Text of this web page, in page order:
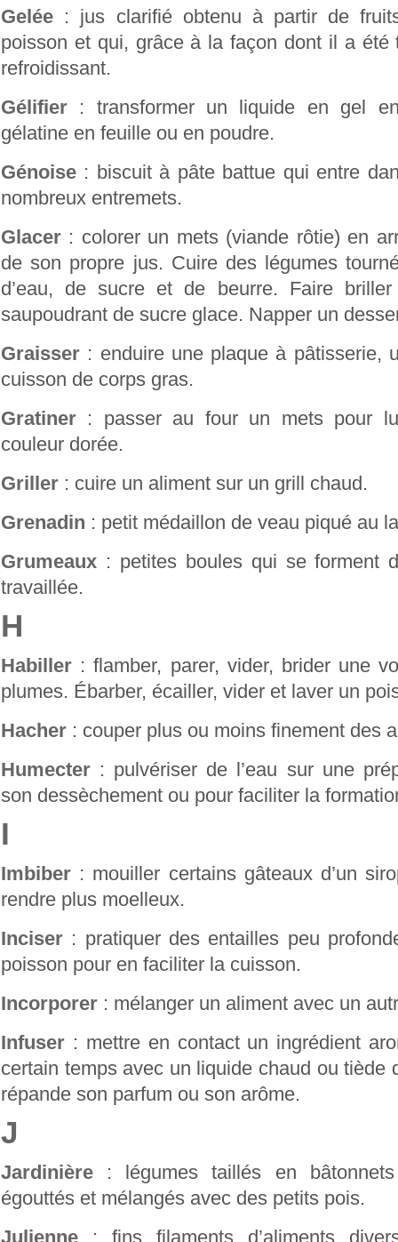
Gelée : jus clarifié obtenu à partir de
poisson et qui, grâce à la façon dont il a été
refroidissant.
Gélifier : transformer un liquide en gel
gélatine en feuille ou en poudre.
Génoise : biscuit à pâte battue qui entre
nombreux entremets.
Glacer : colorer un mets (viande rôtie) en
de son propre jus. Cuire des légumes
d’eau, de sucre et de beurre. Faire
saupoudrant de sucre glace. Napper un
Graisser : enduire une plaque à pâtisserie,
cuisson de corps gras.
Gratiner : passer au four un mets pour
couleur dorée.
Griller : cuire un aliment sur un grill chaud.
Grenadin : petit médaillon de veau piqué au
Grumeaux : petites boules qui se forment
travaillée.
H
Habiller : flamber, parer, vider, brider une
plumes. Ébarber, écailler, vider et laver un
Hacher : couper plus ou moins finement des
Humecter : pulvériser de l’eau sur une
son dessèchement ou pour faciliter la
I
Imbiber : mouiller certains gâteaux d’un
rendre plus moelleux.
Inciser : pratiquer des entailles peu
poisson pour en faciliter la cuisson.
Incorporer : mélanger un aliment avec un
Infuser : mettre en contact un ingrédient
certain temps avec un liquide chaud ou tiède
répande son parfum ou son arôme.
J
Jardinière : légumes taillés en
égouttés et mélangés avec des petits pois.
Julienne : fins filaments d’aliments